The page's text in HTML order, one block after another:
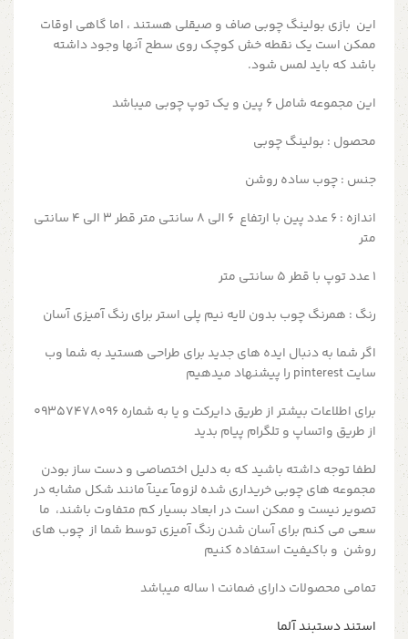
این بازی بولینگ چوبی صاف و صیقلی هستند ، اما گاهی اوقات
ممکن است یک نقطه خش کوچک روی سطح آنها وجود داشته
باشد که باید لمس شود.
این مجموعه شامل ۶ پین و یک توپ چوبی میباشد
محصول : بولینگ چوبی
جنس : چوب ساده روشن
اندازه : ۶ عدد پین با ارتفاع ۶ الی ۸ سانتی متر قطر ۳ الی ۴ سانتی
متر
۱ عدد توپ با قطر ۵ سانتی متر
رنگ : همرنگ چوب بدون لایه نیم پلی استر برای رنگ آمیزی آسان
اگر شما به دنبال ایده های جدید برای طراحی هستید به شما وب
سایت pinterest را پیشنهاد میدهیم
برای اطلاعات بیشتر از طریق دایرکت و یا به شماره 09357478096
از طریق واتساپ و تلگرام پیام بدید
لطفا توجه داشته باشید که به دلیل اختصاصی و دست ساز بودن
مجموعه های چوبی خریداری شده لزومآ عینآ مانند شکل مشابه در
تصویر نیست و ممکن است در ابعاد بسیار کم متفاوت باشند، ما
سعی می کنم برای آسان شدن رنگ آمیزی توسط شما از چوب های
روشن و باکیفیت استفاده کنیم
تمامی محصولات دارای ضمانت ۱ ساله میباشد
استند دستبند آلما